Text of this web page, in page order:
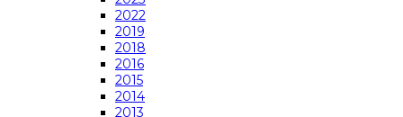
2022
2019
2018
2016
2015
2014
2013